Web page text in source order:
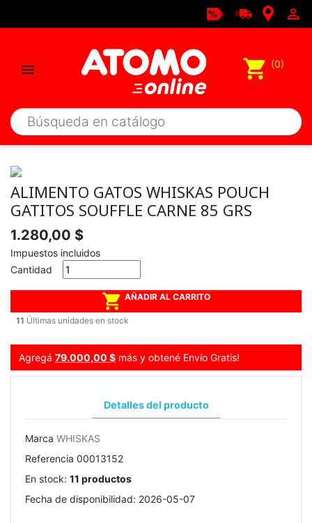

 shopping_cart (0)
ALIMENTO GATOS WHISKAS POUCH
GATITOS SOUFFLE CARNE 85 GRS
1.280,00 $
Impuestos incluidos
Cantidad
 AÑADIR AL CARRITO
11 Últimas unidades en stock
Agregá 79.000,00 $ más y obtené Envío Gratis!
Detalles del producto
Marca WHISKAS
Referencia 00013152
En stock: 11 productos
Fecha de disponibilidad: 2026-05-07